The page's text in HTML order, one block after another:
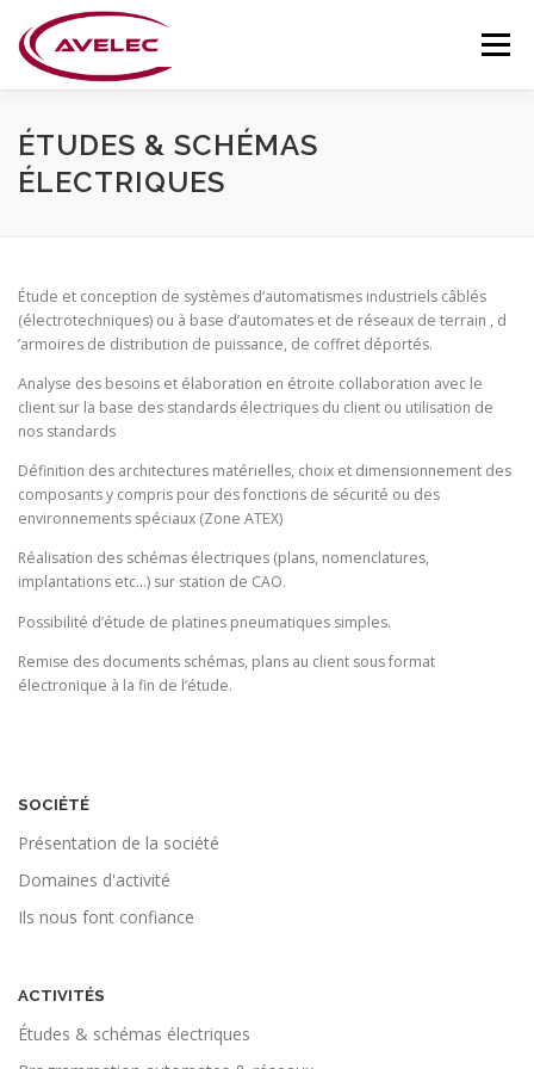
contenu
Menu
POINTS FORTS SOCIÉTÉ
ÉTUDES & SCHÉMAS
ÉLECTRIQUES
Étude et conception de systèmes d’automatismes industriels câblés
(électrotechniques) ou à base d’automates et de réseaux de terrain , d
’armoires de distribution de puissance, de coffret déportés.
Analyse des besoins et élaboration en étroite collaboration avec le
client sur la base des standards électriques du client ou utilisation de
nos standards
Définition des architectures matérielles, choix et dimensionnement des
composants y compris pour des fonctions de sécurité ou des
environnements spéciaux (Zone ATEX)
Réalisation des schémas électriques (plans, nomenclatures,
implantations etc…) sur station de CAO.
Possibilité d’étude de platines pneumatiques simples.
Remise des documents schémas, plans au client sous format
électronique à la fin de l’étude.
SOCIÉTÉ
Présentation de la société
Domaines d'activité
Ils nous font confiance
ACTIVITÉS
Études & schémas électriques